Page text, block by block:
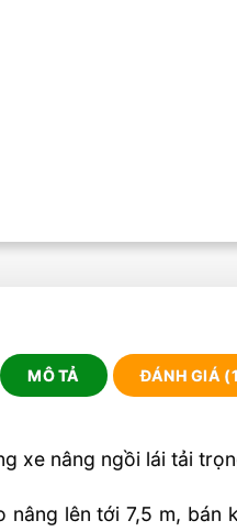
MÔ TẢ ĐÁNH GIÁ
xe nâng ngồi lái tải
nâng lên tới 7,5 m,